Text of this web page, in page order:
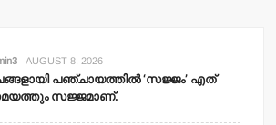
AUGUST 8, 2026
പഞ്ചായത്തില്‍ ‘സജ്ജം’ എത്
സജ്ജമാണ്.